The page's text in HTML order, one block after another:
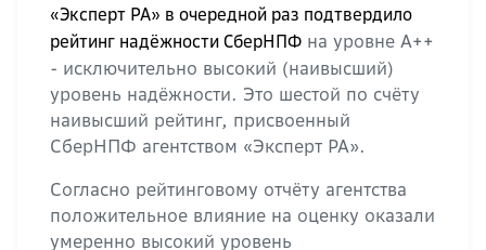
«Эксперт РА» в очередной раз подтвердило
рейтинг надёжности СберНПФ на уровне А++
- исключительно высокий (наивысший)
уровень надёжности. Это шестой по счёту
наивысший рейтинг, присвоенный
СберНПФ агентством «Эксперт РА».
Согласно рейтинговому отчёту агентства
положительное влияние на оценку оказали
умеренно высокий уровень